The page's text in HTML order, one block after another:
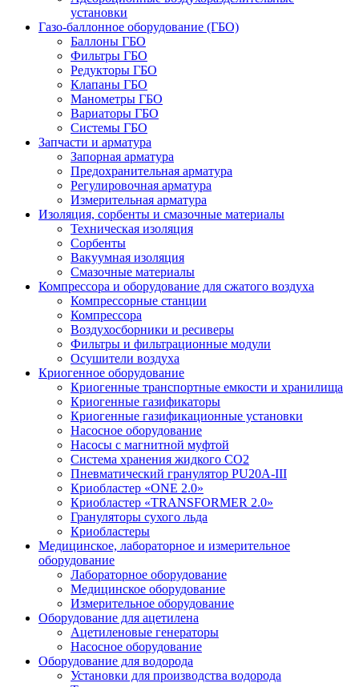
установки
Газо-баллонное оборудование (ГБО)
Баллоны ГБО
Фильтры ГБО
Редукторы ГБО
Клапаны ГБО
Манометры ГБО
Вариаторы ГБО
Системы ГБО
Запчасти и арматура
Запорная арматура
Предохранительная арматура
Регулировочная арматура
Измерительная арматура
Изоляция, сорбенты и смазочные материалы
Техническая изоляция
Сорбенты
Вакуумная изоляция
Смазочные материалы
Компрессора и оборудование для сжатого воздуха
Компрессорные станции
Компрессора
Воздухосборники и ресиверы
Фильтры и фильтрационные модули
Осушители воздуха
Криогенное оборудование
Криогенные транспортные емкости и хранилища
Криогенные газификаторы
Криогенные газификационные установки
Насосное оборудование
Насосы с магнитной муфтой
Система хранения жидкого CO2
Пневматический гранулятор PU20A-III
Криобластер «ONE 2.0»
Криобластер «TRANSFORMER 2.0»
Грануляторы сухого льда
Криобластеры
Медицинское, лабораторное и измерительное
оборудование
Лабораторное оборудование
Медицинское оборудование
Измерительное оборудование
Оборудование для ацетилена
Ацетиленовые генераторы
Насосное оборудование
Оборудование для водорода
Установки для производства водорода